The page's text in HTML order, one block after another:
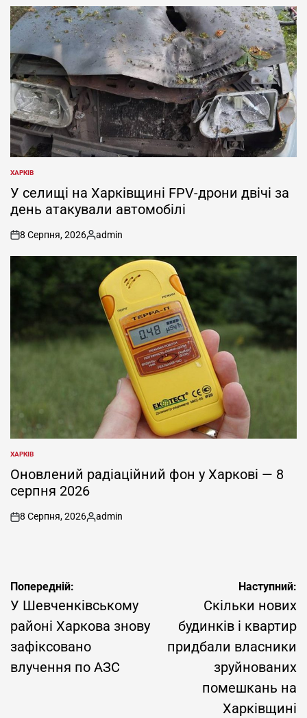
ОПУБЛІКУВАТИ
У
ХАРКІВ
У селищі на Харківщині FPV-дрони двічі за
день атакували автомобілі
on
8 Серпня, 2026
Опубліковано
admin
ОПУБЛІКУВАТИ
У
ХАРКІВ
Оновлений радіаційний фон у Харкові — 8
серпня 2026
on
8 Серпня, 2026
Опубліковано
admin
Навігація
записів
Попередній:
У Шевченківському
районі Харкова знову
зафіксовано
влучення по АЗС
Наступний:
Скільки нових
будинків і квартир
придбали власники
зруйнованих
помешкань на
Харківщині